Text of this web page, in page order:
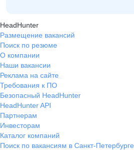
HeadHunter
Размещение вакансий
Поиск по резюме
О компании
Наши вакансии
Реклама на сайте
Требования к ПО
Безопасный HeadHunter
HeadHunter API
Партнерам
Инвесторам
Каталог компаний
Поиск по вакансиям в Санкт-Петербурге